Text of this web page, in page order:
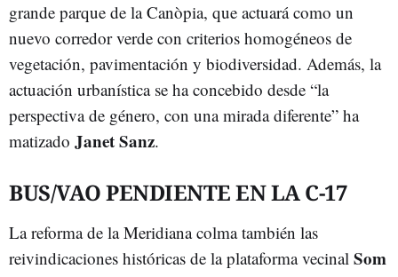
grande parque de la Canòpia, que actuará como un
nuevo corredor verde con criterios homogéneos de
vegetación, pavimentación y biodiversidad. Además, la
actuación urbanística se ha concebido desde “la
perspectiva de género, con una mirada diferente” ha
matizado Janet Sanz.
BUS/VAO PENDIENTE EN LA C-17
La reforma de la Meridiana colma también las
reivindicaciones históricas de la plataforma vecinal Som